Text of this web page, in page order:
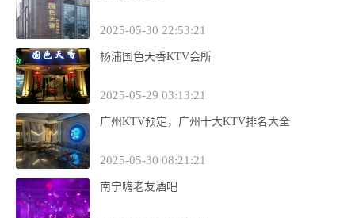
2025-05-30 22:53:21
杨浦国色天香KTV会所
2025-05-29 03:13:21
广州KTV预定，广州十大KTV排名大全
2025-05-30 08:21:21
南宁嗨老友酒吧